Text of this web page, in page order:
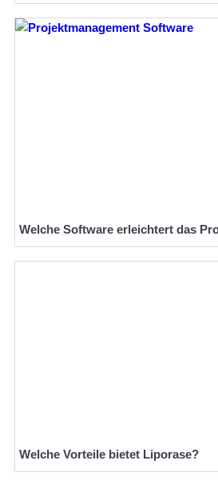
Welche Software erleichtert das
Welche Vorteile bietet Liporase?